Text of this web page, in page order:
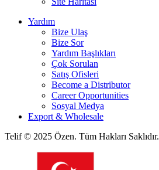
Yardım
Bize Ulaş
Bize Sor
Yardım Başlıkları
Çok Sorulan
Satış Ofisleri
Become a Distributor
Career Opportunities
Sosyal Medya
Export & Wholesale
Telif © 2025 Özen. Tüm Hakları Saklıdır.